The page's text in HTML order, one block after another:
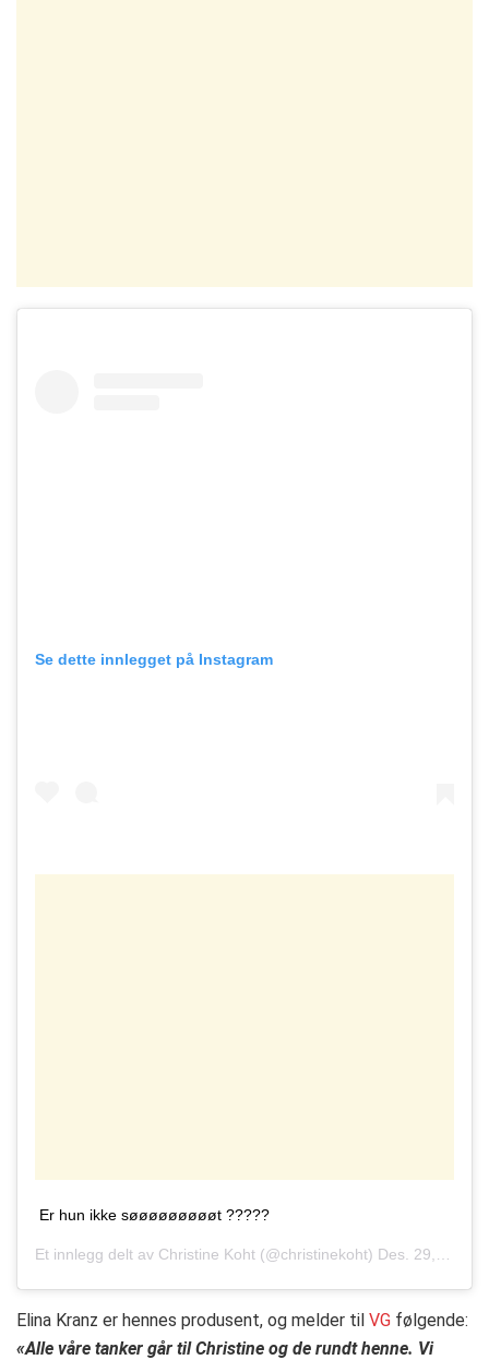
Se dette innlegget på Instagram
Er hun ikke søøøøøøøøøt ?????
Et innlegg delt av Christine Koht (@christinekoht) Des. 29, 2016 kl. 1:26 PST
Elina Kranz er hennes produsent, og melder til VG følgende:
«Alle våre tanker går til Christine og de rundt henne. Vi